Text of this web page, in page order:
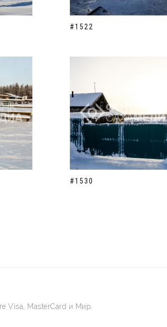
#1522
#1530
Visa, MasterCard и Мир.